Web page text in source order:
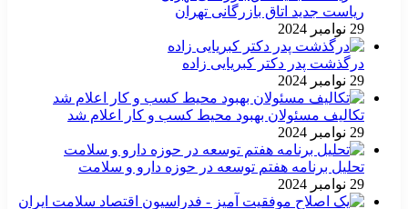
ریاست جدید اتاق بازرگانی تهران
29 نوامبر 2024
درگذشت پدر دکتر کبریایی زاده
29 نوامبر 2024
تکالیف مسئولان بهبود محیط کسب و کار اعلام شد
29 نوامبر 2024
تحلیل برنامه هفتم توسعه در حوزه دارو و سلامت
29 نوامبر 2024